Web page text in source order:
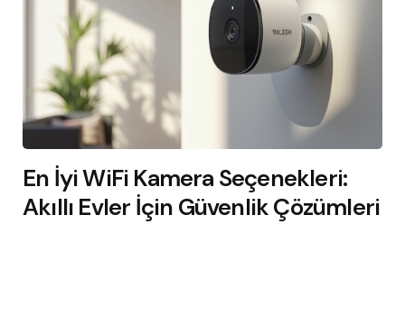
En İyi WiFi Kamera Seçenekleri:
Akıllı Evler İçin Güvenlik Çözümleri